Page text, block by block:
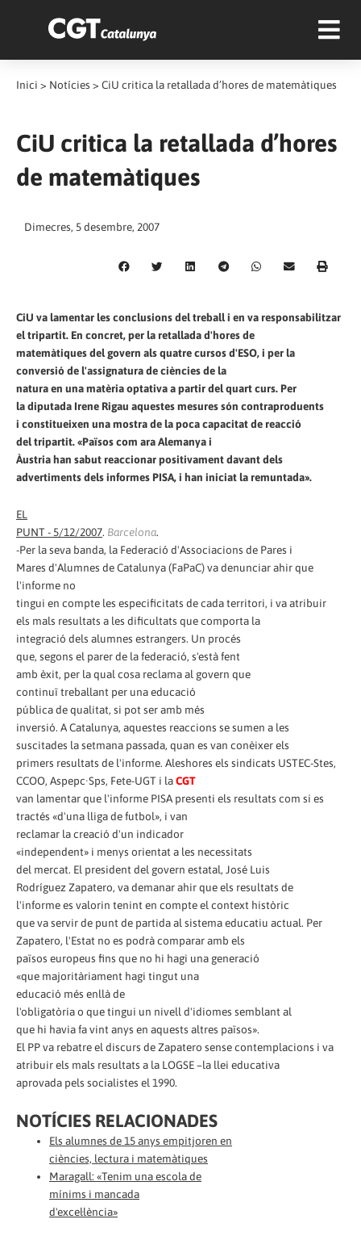
Inici > Notícies > CiU critica la retallada d’hores de matemàtiques
CiU critica la retallada d’hores
de matemàtiques
Dimecres, 5 desembre, 2007
CiU va lamentar les conclusions del treball i en va responsabilitzar
el tripartit. En concret, per la retallada d'hores de
matemàtiques del govern als quatre cursos d'ESO, i per la
conversió de l'assignatura de ciències de la
natura en una matèria optativa a partir del quart curs. Per
la diputada Irene Rigau aquestes mesures són contraproduents
i constitueixen una mostra de la poca capacitat de reacció
del tripartit. «Països com ara Alemanya i
Àustria han sabut reaccionar positivament davant dels
advertiments dels informes PISA, i han iniciat la remuntada».
EL
PUNT - 5/12/2007. Barcelona.
-Per la seva banda, la Federació d'Associacions de Pares i
Mares d'Alumnes de Catalunya (FaPaC) va denunciar ahir que
l'informe no
tingui en compte les especificitats de cada territori, i va atribuir
els mals resultats a les dificultats que comporta la
integració dels alumnes estrangers. Un procés
que, segons el parer de la federació, s'està fent
amb èxit, per la qual cosa reclama al govern que
continuï treballant per una educació
pública de qualitat, si pot ser amb més
inversió. A Catalunya, aquestes reaccions se sumen a les
suscitades la setmana passada, quan es van conèixer els
primers resultats de l'informe. Aleshores els sindicats USTEC-Stes,
CCOO, Aspepc·Sps, Fete-UGT i laCGT
van lamentar que l'informe PISA presenti els resultats com si es
tractés «d'una lliga de futbol», i van
reclamar la creació d'un indicador
«independent» i menys orientat a les necessitats
del mercat. El president del govern estatal, José Luis
Rodríguez Zapatero, va demanar ahir que els resultats de
l'informe es valorin tenint en compte el context històric
que va servir de punt de partida al sistema educatiu actual. Per
Zapatero, l'Estat no es podrà comparar amb els
països europeus fins que no hi hagi una generació
«que majoritàriament hagi tingut una
educació més enllà de
l'obligatòria o que tingui un nivell d'idiomes semblant al
que hi havia fa vint anys en aquests altres països».
El PP va rebatre el discurs de Zapatero sense contemplacions i va
atribuir els mals resultats a la LOGSE –la llei educativa
aprovada pels socialistes el 1990.
NOTÍCIES RELACIONADES
Els alumnes de 15 anys empitjoren en
ciències, lectura i matemàtiques
Maragall: «Tenim una escola de
mínims i mancada
d'excel·lència»